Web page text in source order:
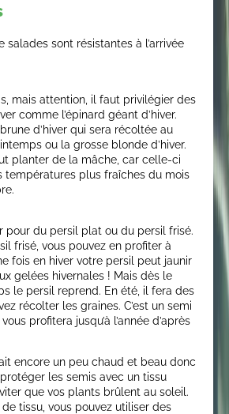
salades sont résistantes à l’arrivée
mais attention, il faut privilégier des
comme l’épinard géant d’hiver.
d’hiver qui sera récoltée au
ou la grosse blonde d’hiver.
planter de la mâche, car celle-ci
températures plus fraîches du mois
pour du persil plat ou du persil frisé.
frisé, vous pouvez en profiter à
fois en hiver votre persil peut jaunir
gelées hivernales ! Mais dès le
le persil reprend. En été, il fera des
récolter les graines. C’est un semi
profitera jusqu’à l’année d’après
encore un peu chaud et beau donc
les semis avec un tissu
que vos plants brûlent au soleil.
de tissu, vous pouvez utiliser des